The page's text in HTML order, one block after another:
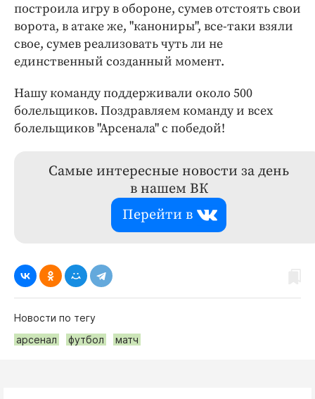
построила игру в обороне, сумев отстоять свои
ворота, в атаке же, "канониры", все-таки взяли
свое, сумев реализовать чуть ли не
единственный созданный момент.
Нашу команду поддерживали около 500
болельщиков. Поздравляем команду и всех
болельщиков "Арсенала" с победой!
Самые интересные новости за день
в нашем ВК
Перейти в
Новости по тегу
арсенал
футбол матч